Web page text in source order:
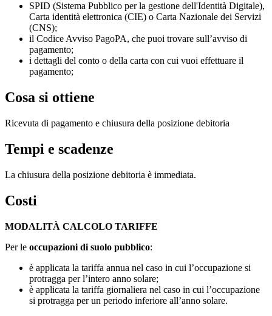
SPID (Sistema Pubblico per la gestione dell'Identità Digitale),
Carta identità elettronica (CIE) o Carta Nazionale dei Servizi
(CNS);
il Codice Avviso PagoPA, che puoi trovare sull’avviso di
pagamento;
i dettagli del conto o della carta con cui vuoi effettuare il
pagamento;
Cosa si ottiene
Ricevuta di pagamento e chiusura della posizione debitoria
Tempi e scadenze
La chiusura della posizione debitoria è immediata.
Costi
MODALITÀ CALCOLO TARIFFE
Per le occupazioni di suolo pubblico:
è applicata la tariffa annua nel caso in cui l’occupazione si
protragga per l’intero anno solare;
è applicata la tariffa giornaliera nel caso in cui l’occupazione
si protragga per un periodo inferiore all’anno solare.